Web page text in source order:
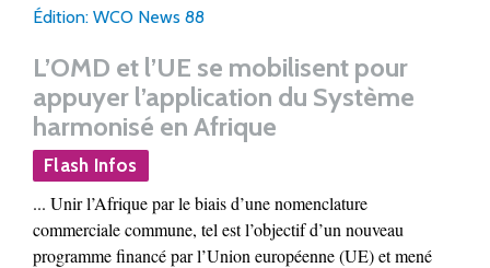
Édition: WCO News 88
L’OMD et l’UE se mobilisent pour
appuyer l’application du Système
harmonisé en Afrique
Flash Infos
... Unir l’Afrique par le biais d’une nomenclature
commerciale commune, tel est l’objectif d’un nouveau
programme financé par l’Union européenne (UE) et mené